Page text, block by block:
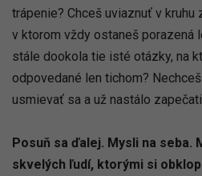
trápenie? Chceš uviaznuť v kruhu
v ktorom vždy ostaneš porazená
stále dookola tie isté otázky, na
odpovedané len tichom?
usmievať sa a už nastálo
Posuň sa ďalej. Mysli na seba.
skvelých ľudí, ktorými si